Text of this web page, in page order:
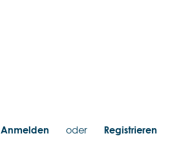
Anmelden oder Registrieren